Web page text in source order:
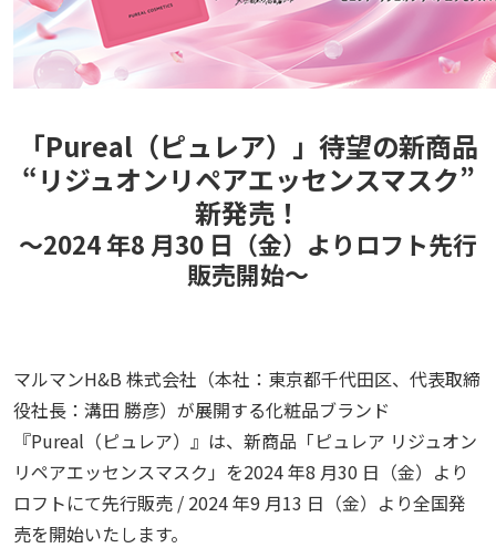
「Pureal（ピュレア）」待望の新商品
“リジュオンリペアエッセンスマスク”
新発売！
〜2024 年8 月30 日（金）よりロフト先行
販売開始〜
マルマンH&B 株式会社（本社：東京都千代田区、代表取締
役社⾧：溝田 勝彦）が展開する化粧品ブランド
『Pureal（ピュレア）』は、新商品「ピュレア リジュオン
リペアエッセンスマスク」を2024 年8 月30 日（金）より
ロフトにて先行販売 / 2024 年9 月13 日（金）より全国発
売を開始いたします。